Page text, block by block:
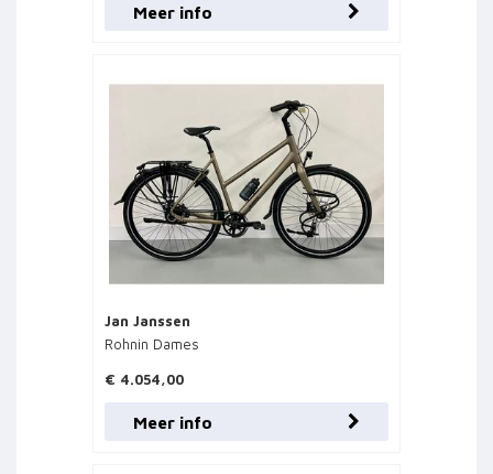
Meer info
Jan Janssen
Rohnin Dames
€ 4.054,00
Meer info